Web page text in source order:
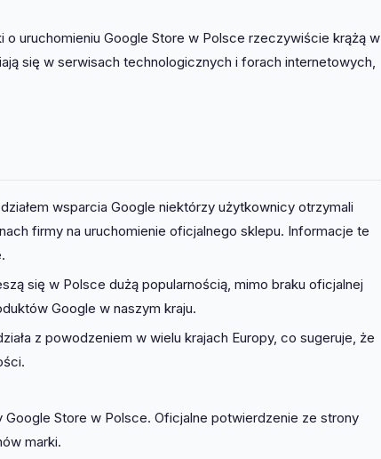
uruchomieniu Google Store w Polsce rzeczywiście krążą w
się w serwisach technologicznych i forach internetowych,
wsparcia Google niektórzy użytkownicy otrzymali
firmy na uruchomienie oficjalnego sklepu. Informacje te
się w Polsce dużą popularnością, mimo braku oficjalnej
Google w naszym kraju.
z powodzeniem w wielu krajach Europy, co sugeruje, że
Store w Polsce. Oficjalne potwierdzenie ze strony
marki.